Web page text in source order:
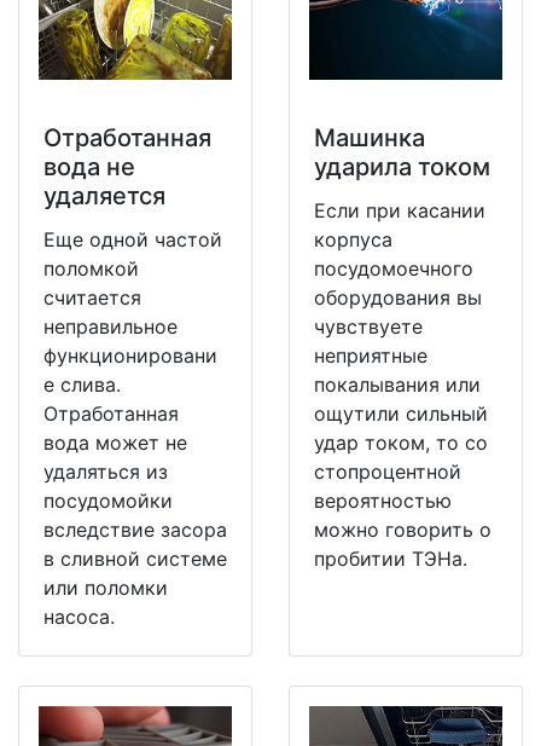
Отработанная
вода не
удаляется
Еще одной частой
поломкой
считается
неправильное
функционировани
е слива.
Отработанная
вода может не
удаляться из
посудомойки
вследствие засора
в сливной системе
или поломки
насоса.
Машинка
ударила током
Если при касании
корпуса
посудомоечного
оборудования вы
чувствуете
неприятные
покалывания или
ощутили сильный
удар током, то со
стопроцентной
вероятностью
можно говорить о
пробитии ТЭНа.